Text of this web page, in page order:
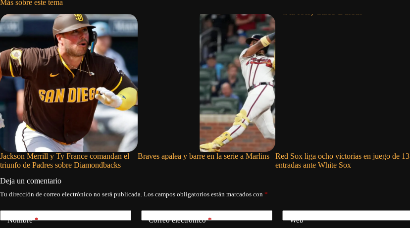
Más sobre este tema
Jackson Merrill y Ty France comandan el
triunfo de Padres sobre Diamondbacks
Braves apalea y barre en la serie a Marlins
Red Sox liga ocho victorias en juego de 13
entradas ante White Sox
Deja un comentario
Tu dirección de correo electrónico no será publicada. Los campos obligatorios están marcados con *
Nombre* Correo electrónico* Web